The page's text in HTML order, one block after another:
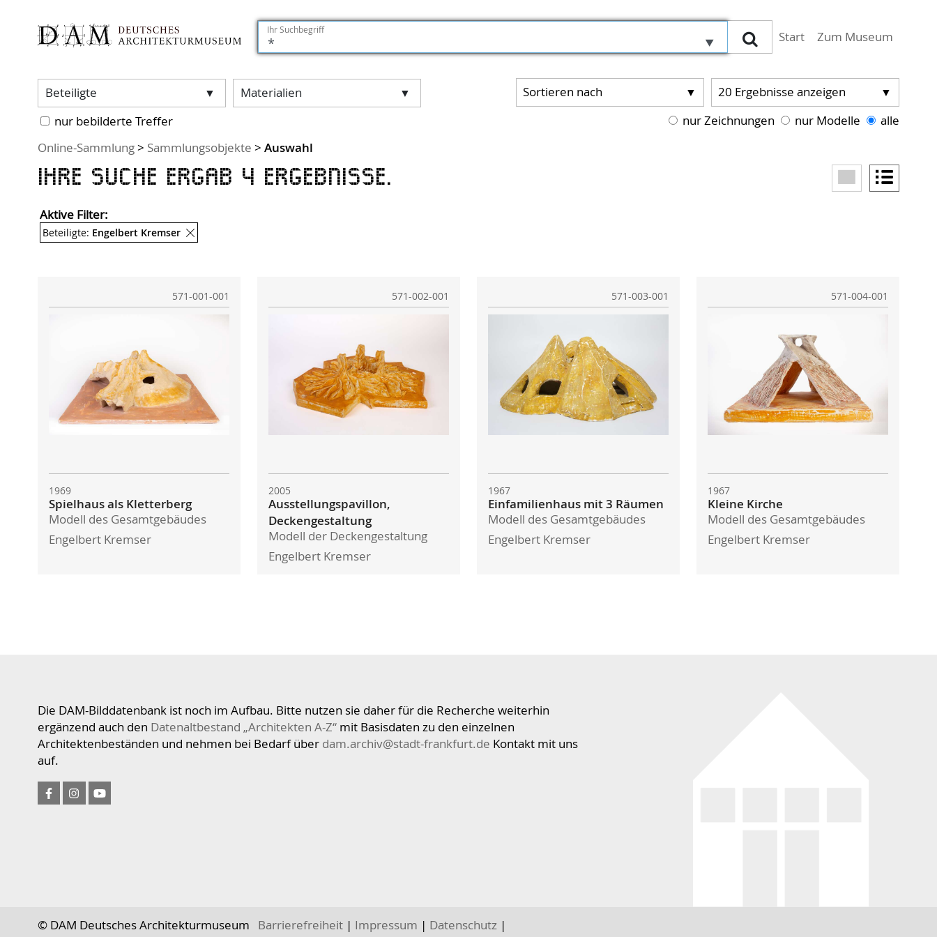
Ihr Suchbegriff
Suchen
Start(aktiv)
Zum Museum
Beteiligte
Materialien
nur bebilderte Treffer
Sortieren nach 20 Ergebnisse anzeigen
nur Zeichnungen
nur Modelle
alle
Sie sind hier:
Online-Sammlung> Sammlungsobjekte > Auswahl
Ihre Suche ergab 4 Ergebnisse.
Aktive Filter:
Entferne Filter
Beteiligte: Engelbert Kremser
571-001-001
1969
Spielhaus als Kletterberg
Modell des Gesamtgebäudes
Engelbert Kremser
571-002-001
2005
Ausstellungspavillon,
Deckengestaltung
Modell der Deckengestaltung
Engelbert Kremser
571-003-001
1967
Einfamilienhaus mit 3 Räumen
Modell des Gesamtgebäudes
Engelbert Kremser
571-004-001
1967
Kleine Kirche
Modell des Gesamtgebäudes
Engelbert Kremser
Die DAM-Bilddatenbank ist noch im Aufbau. Bitte nutzen sie daher für die Recherche weiterhin
ergänzend auch den Datenaltbestand „Architekten A-Z“mit Basisdaten zu den einzelnen
Architektenbeständen und nehmen bei Bedarf über dam.archiv@stadt-frankfurt.de Kontakt mit uns
auf.
© DAM Deutsches Architekturmuseum Barrierefreiheit | Impressum | Datenschutz |